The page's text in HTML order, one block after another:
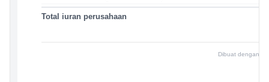
Total iuran perusahaan
Dibuat dengan